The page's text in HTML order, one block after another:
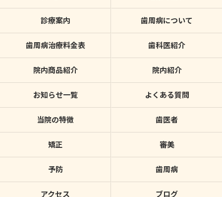
診療案内 歯周病について
歯周病治療料金表 歯科医紹介
院内商品紹介 院内紹介
お知らせ一覧 よくある質問
当院の特徴 歯医者
矯正 審美
予防 歯周病
アクセス ブログ